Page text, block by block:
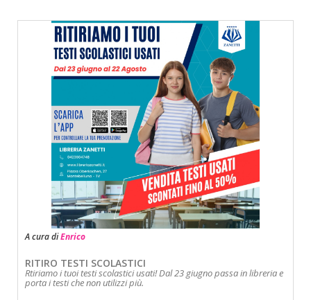
A cura diEnrico
RITIRO TESTI SCOLASTICI
Rtiriamo i tuoi testi scolastici usati! Dal 23 giugno passa in libreria e
porta i testi che non utilizzi più.